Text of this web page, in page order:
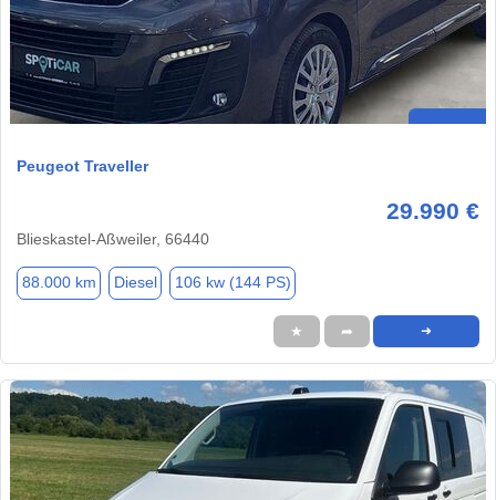
Peugeot Traveller
29.990 €
Blieskastel-Aßweiler, 66440
88.000 km Diesel 106 kw (144 PS)
★ ➦ ➜